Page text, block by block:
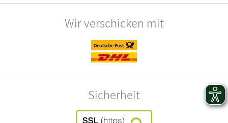
Wir verschicken mit
Sicherheit